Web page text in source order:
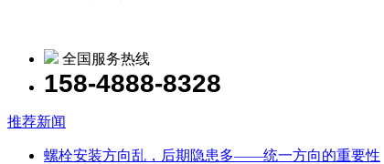
全国服务热线
158-4888-8328
推荐新闻
螺栓安装方向乱，后期隐患多——统一方向的重要性